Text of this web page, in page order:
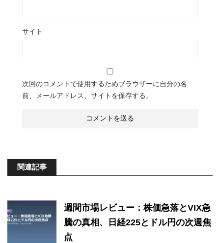
サイト
次回のコメントで使用するためブラウザーに自分の名
前、メールアドレス、サイトを保存する。
関連記事
週間市場レビュー：株価急落とVIX急
騰の真相、日経225とドル円の次週焦
点